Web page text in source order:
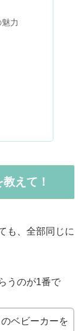
力
えて！
も、全部同じに
うのが1番で
ベビーカーを